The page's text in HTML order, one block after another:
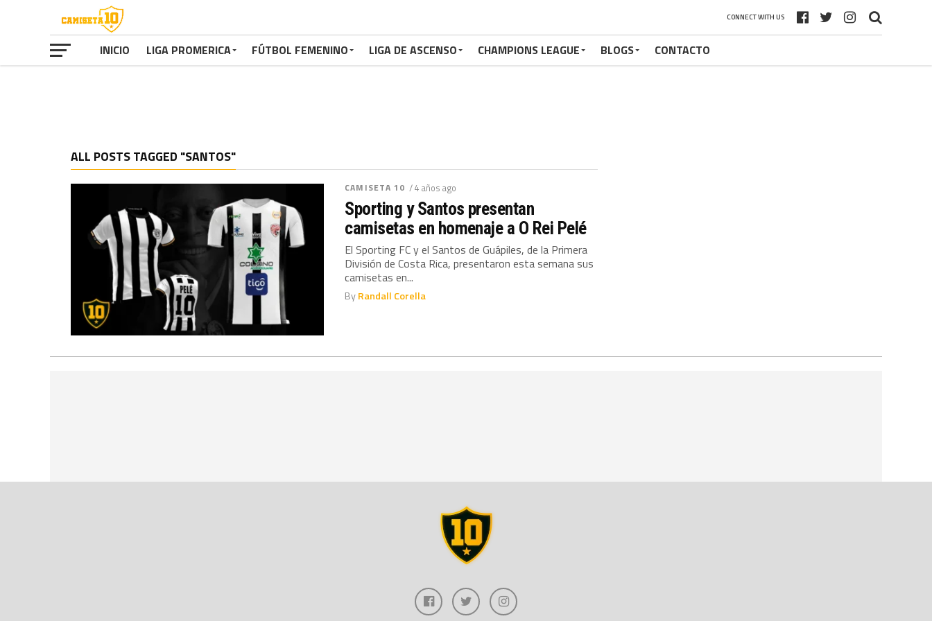
CONNECT WITH US
INICIO LIGA PROMERICA FÚTBOL FEMENINO LIGA DE ASCENSO CHAMPIONS LEAGUE BLOGS CONTACTO
ALL POSTS TAGGED "SANTOS"
CAMISETA 10 / 4 años ago
Sporting y Santos presentan
camisetas en homenaje a O Rei Pelé
El Sporting FC y el Santos de Guápiles, de la Primera
División de Costa Rica, presentaron esta semana sus
camisetas en...
ByRandall Corella